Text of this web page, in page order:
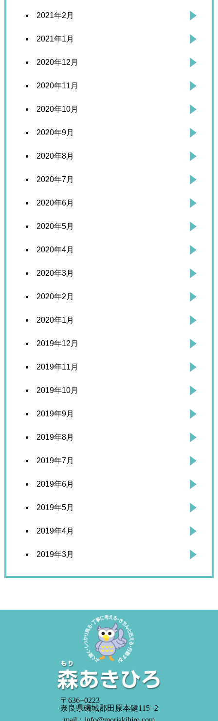
2021年2月
2021年1月
2020年12月
2020年11月
2020年10月
2020年9月
2020年8月
2020年7月
2020年6月
2020年5月
2020年4月
2020年3月
2020年2月
2020年1月
2019年12月
2019年11月
2019年10月
2019年9月
2019年8月
2019年7月
2019年6月
2019年5月
2019年4月
2019年3月
〒636−0223
奈良県磯城郡田原本鍵115−2